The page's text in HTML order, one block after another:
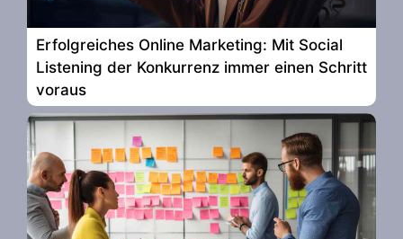
Erfolgreiches Online Marketing: Mit Social
Listening der Konkurrenz immer einen Schritt
voraus